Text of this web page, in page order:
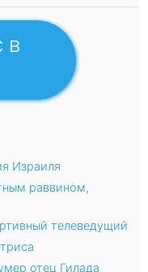
в
Израиля
раввином,
телеведущий
отец Гилада